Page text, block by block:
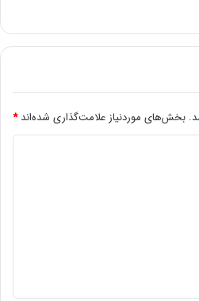
بخش‌های موردنیاز علامت‌گذاری شده‌اند*